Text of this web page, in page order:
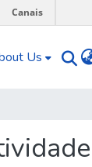
Canais
Us